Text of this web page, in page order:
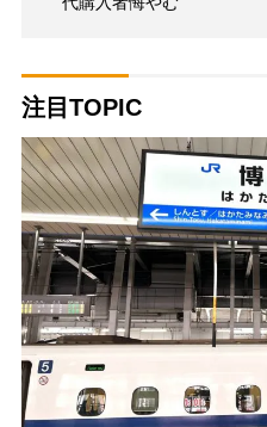
注目TOPIC